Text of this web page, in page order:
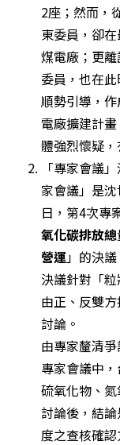
2座；然而，
東委員，卻
煤電廠；更
委員，也在
順勢引導，
電廠擴建計
體強烈懷疑
「專家會議
家會議」是
日，第4次專
氧化碳排放
營運」的決
決議針對「
由正、反雙
討論。
由專家釐清
專家會議中
硫氧化物、
討論後，結
度之查核確